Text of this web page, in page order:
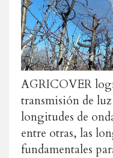
AGRICOVER
transmisión de
longitudes de
entre otras, las
fundamentales